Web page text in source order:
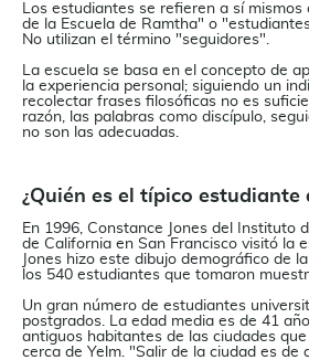
Los estudiantes se refieren a sí
de la Escuela de Ramtha" o
No utilizan el término "seguidores".
La escuela se basa en el concepto de
la experiencia personal; siguiendo un
recolectar frases filosóficas no es
razón, las palabras como discípulo,
no son las adecuadas.
¿Quién es el típico estudiante
En 1996, Constance Jones del Instituto
de California en San Francisco visitó la
Jones hizo este dibujo demográfico de
los 540 estudiantes que tomaron
Un gran número de estudiantes
postgrados. La edad media es de 41
antiguos habitantes de las ciudades
cerca de Yelm. "Salir de la ciudad es de